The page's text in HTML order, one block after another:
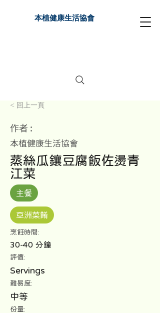
本植健康生活協會
< 回上一頁
作者 :
本植健康生活協會
蒸絲瓜鑲豆腐飯佐燙青
江菜
主餐
亞洲菜餚
​烹飪時間:
30-40 分鐘
評價:
Servings
難易度:
中等
份量: